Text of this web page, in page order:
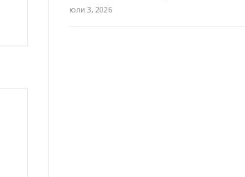
юли 3, 2026